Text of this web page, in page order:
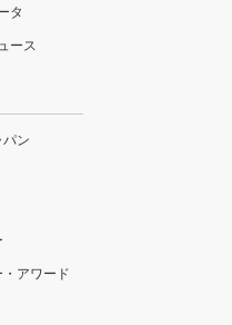
タ
ース
ン
アワード